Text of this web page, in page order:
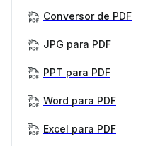
Conversor de PDF
JPG para PDF
PPT para PDF
Word para PDF
Excel para PDF